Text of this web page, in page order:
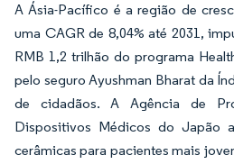
A Ásia-Pacífico é a região de
uma CAGR de 8,04% até 2031,
RMB 1,2 trilhão do programa
pelo seguro Ayushman Bharat da
de cidadãos. A Agência de
Dispositivos Médicos do Japão
cerâmicas para pacientes mais